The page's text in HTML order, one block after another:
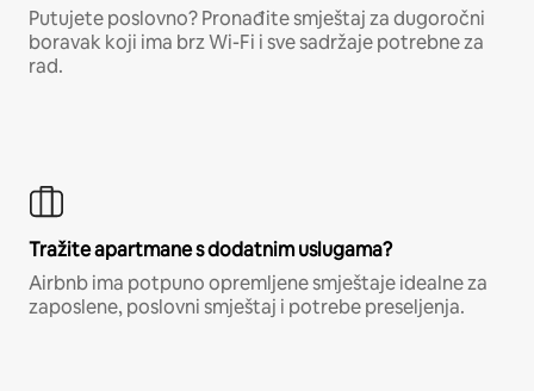
Putujete poslovno? Pronađite smještaj za dugoročni
boravak koji ima brz Wi-Fi i sve sadržaje potrebne za
rad.
Tražite apartmane s dodatnim uslugama?
Airbnb ima potpuno opremljene smještaje idealne za
zaposlene, poslovni smještaj i potrebe preseljenja.